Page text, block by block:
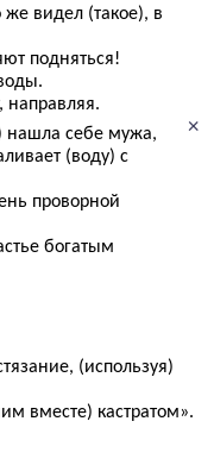
×
видел (такое), в
подняться!
нашла себе мужа,
(воду) с
проворной
богатым
(используя)
вместе) кастратом».